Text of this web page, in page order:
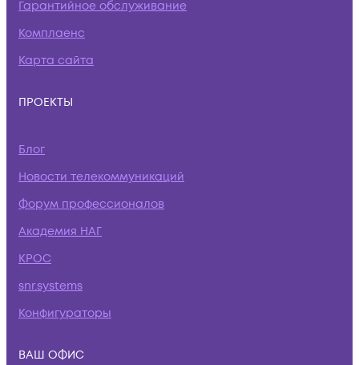
Гарантийное обслуживание
Комплаенс
Карта сайта
ПРОЕКТЫ
Блог
Новости телекоммуникаций
Форум профессионалов
Академия НАГ
КРОС
snr.systems
Конфигураторы
ВАШ ОФИС